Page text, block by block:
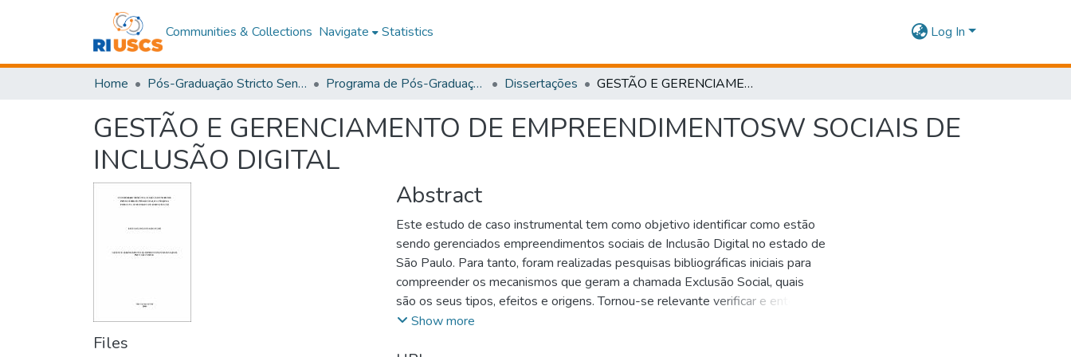
Communities & Collections Navigate Statistics Log In
Home Pós-Graduação Stricto Sensu Programa de Pós-Graduação em Administração Dissertações GESTÃO E GERENCIAMENTO DE EMPREENDIMENTOSW SOCIAIS DE INCLUSÃO DIGITAL
GESTÃO E GERENCIAMENTO DE EMPREENDIMENTOSW SOCIAIS DE
INCLUSÃO DIGITAL
Files
Abstract
Este estudo de caso instrumental tem como objetivo identificar como estão
sendo gerenciados empreendimentos sociais de Inclusão Digital no estado de
São Paulo. Para tanto, foram realizadas pesquisas bibliográficas iniciais para
compreender os mecanismos que geram a chamada Exclusão Social, quais
são os seus tipos, efeitos e origens. Tornou-se relevante verificar e entender
como empresas através de medidas de Responsabilidade Social Empresarial
Show more